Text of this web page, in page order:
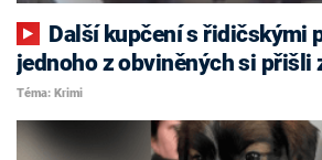
jednoho z obviněných si přišli
Téma: Krimi